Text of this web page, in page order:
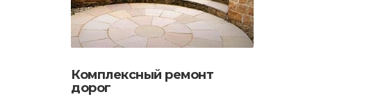
Комплексный ремонт
дорог